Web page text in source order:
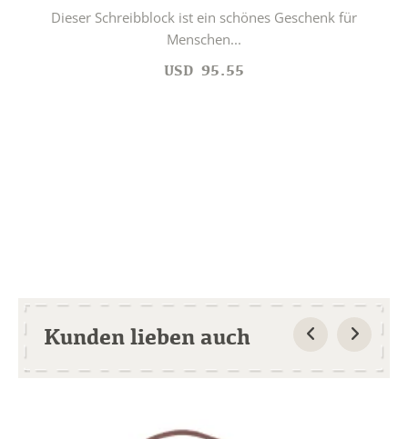
Dieser Schreibblock ist ein schönes Geschenk für
Menschen...
USD 95.55
Kunden lieben auch